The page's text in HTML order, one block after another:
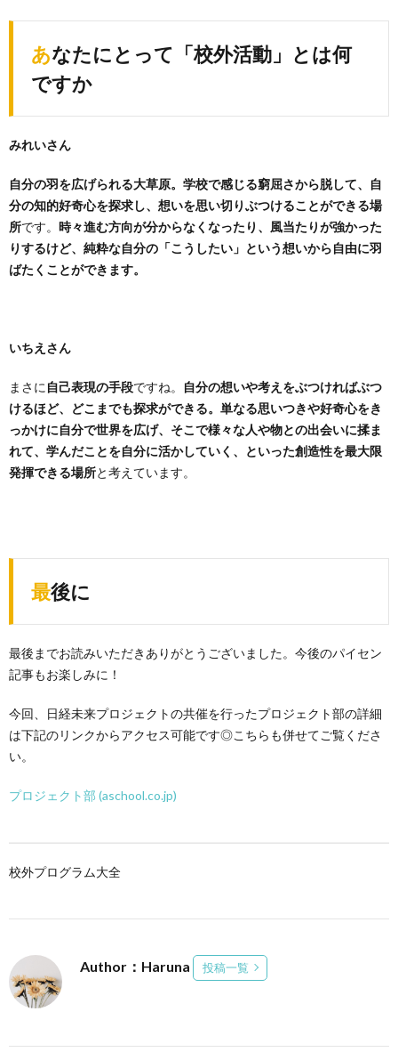
あなたにとって「校外活動」とは何
ですか
みれいさん
自分の羽を広げられる大草原。学校で感じる窮屈さから脱して、自
分の知的好奇心を探求し、想いを思い切りぶつけることができる場
所です。 時々進む方向が分からなくなったり、風当たりが強かった
りするけど、純粋な自分の「こうしたい」という想いから自由に羽
ばたくことができます。
いちえさん
まさに 自己表現の手段ですね。
自分の想いや考えをぶつければぶつ
けるほど、どこまでも探求ができる。単なる思いつきや好奇心をき
っかけに自分で世界を広げ、そこで様々な人や物との出会いに揉ま
れて、学んだことを自分に活かしていく、といった創造性を最大限
発揮できる場所と考えています。
最後に
最後までお読みいただきありがとうございました。今後のパイセン
記事もお楽しみに！
今回、日経未来プロジェクトの共催を行ったプロジェクト部の詳細
は下記のリンクからアクセス可能です◎こちらも併せてご覧くださ
い。
プロジェクト部 (aschool.co.jp)
校外プログラム大全
Author：Haruna 投稿一覧